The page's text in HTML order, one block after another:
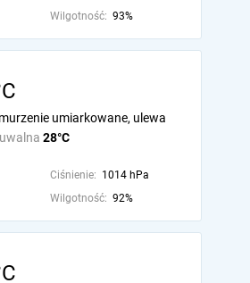
Wilgotność: 93%
28°C
umiarkowane, ulewa
Ciśnienie: 1014 hPa
Wilgotność: 92%